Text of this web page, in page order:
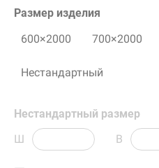
Размер изделия
600×2000
700×2000
Нестандартный
Нестандартный размер
Ш
В